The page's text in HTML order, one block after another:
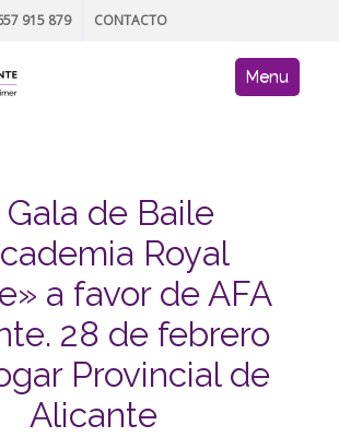
915 879 CONTACTO
AFA site
Skip to content
Menu
Gala de Baile
Royal
a favor de AFA
28 de febrero
Provincial de
Alicante